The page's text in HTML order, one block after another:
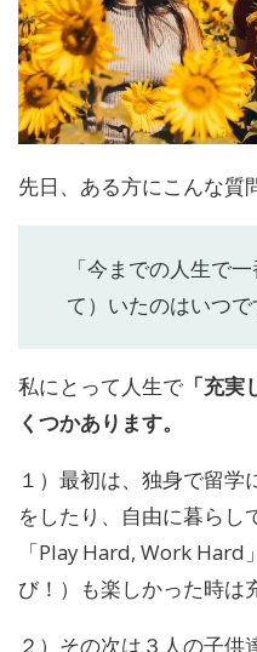
先日、ある方にこんな質
「今までの人生で
て）いたのはいつで
私にとって人生で 「充
くつかあります。
１）最初は、独身で留
をしたり、自由に暮らし
「Play Hard, Work
び！）も楽しかった時は
２）その次は３人の子供